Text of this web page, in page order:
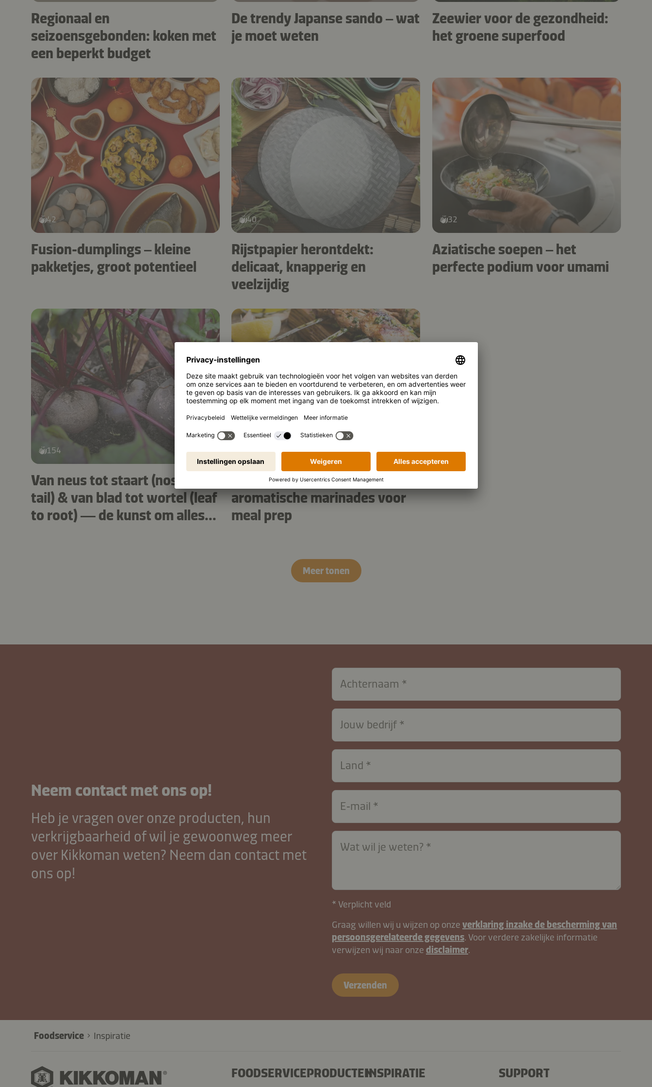
Regionaal en
seizoensgebonden: koken met
een beperkt budget
De trendy Japanse sando – wat
je moet weten
Zeewier voor de gezondheid:
het groene superfood
42
Fusion-dumplings – kleine
pakketjes, groot potentieel
40
Rijstpapier herontdekt:
delicaat, knapperig en
veelzijdig
32
Aziatische soepen – het
perfecte podium voor umami
154
Van neus tot staart (nose to
tail) & van blad tot wortel (leaf
to root) — de kunst om alles
83
De professionele gids voor
aromatische marinades voor
meal prep
Meer tonen
Neem contact met ons op!
Heb je vragen over onze producten, hun
verkrijgbaarheid of wil je gewoonweg meer
over Kikkoman weten? Neem dan contact met
ons op!
Achternaam
Jouw bedrijf
Land
E‑mail
Wat wil je weten?
* Verplicht veld
Graag willen wij u wijzen op onze verklaring inzake de bescherming van
persoonsgerelateerde gegevens. Voor verdere zakelijke informatie
verwijzen wij naar onze disclaimer.
contactNL-
B2B-
OqyIWRziEs4mktBgAjV
Verzenden
Foodservice Inspiratie
FOODSERVICEPRODUCTENINSPIRATIE SUPPORT